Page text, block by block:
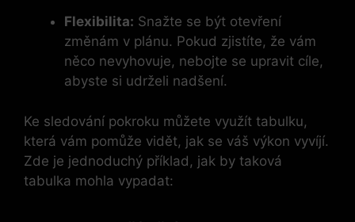
Flexibilita: Snažte se být otevření
změnám v plánu. Pokud zjistíte, že vám
něco nevyhovuje, nebojte se upravit cíle,
abyste si udrželi nadšení.
Ke sledování pokroku můžete využít tabulku,
která vám pomůže vidět, jak se váš výkon vyvíjí.
Zde je jednoduchý příklad, jak by taková
tabulka mohla vypadat: